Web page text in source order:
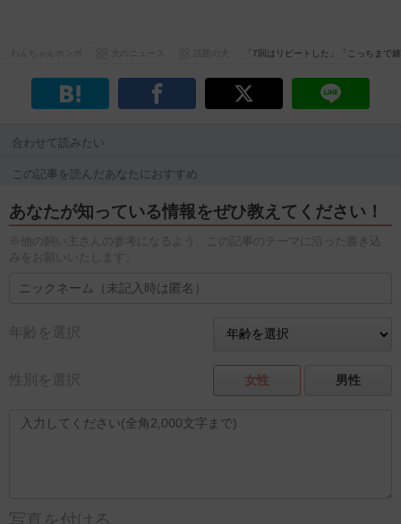
「7回はリピートした」「こっちまで
合わせて読みたい
この記事を読んだあなたにおすすめ
あなたが知っている情報をぜひ教えてください！
※他の飼い主さんの参考になるよう、この記事のテーマに沿った書き込
みをお願いいたします。
年齢を選択
性別を選択 女性 男性
写真を付ける